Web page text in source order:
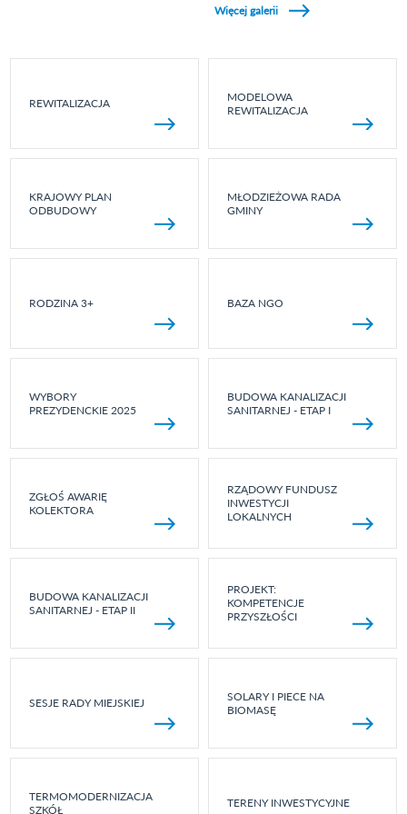
Więcej galerii
REWITALIZACJA
MODELOWA
REWITALIZACJA
KRAJOWY PLAN
ODBUDOWY
MŁODZIEŻOWA RADA
GMINY
RODZINA 3+ BAZA NGO
WYBORY
PREZYDENCKIE 2025
BUDOWA KANALIZACJI
SANITARNEJ - ETAP I
ZGŁOŚ AWARIĘ
KOLEKTORA
RZĄDOWY FUNDUSZ
INWESTYCJI
LOKALNYCH
BUDOWA KANALIZACJI
SANITARNEJ - ETAP II
PROJEKT:
KOMPETENCJE
PRZYSZŁOŚCI
SESJE RADY MIEJSKIEJ
SOLARY I PIECE NA
BIOMASĘ
TERMOMODERNIZACJA
SZKÓŁ
TERENY INWESTYCYJNE